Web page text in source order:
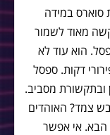
במידה
מאוד לשמור
הוא עוד לא
לעזור בפירורי דקות. ספסל
ובתקשורת מסביב.
צמד? האוהדים
הבא. אי אפשר